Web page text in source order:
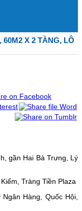
X 2 TẦNG, LÔ
gần Hai Bà Trưng, Lý
Tràng Tiền Plaza
Hàng, Quốc Hội,